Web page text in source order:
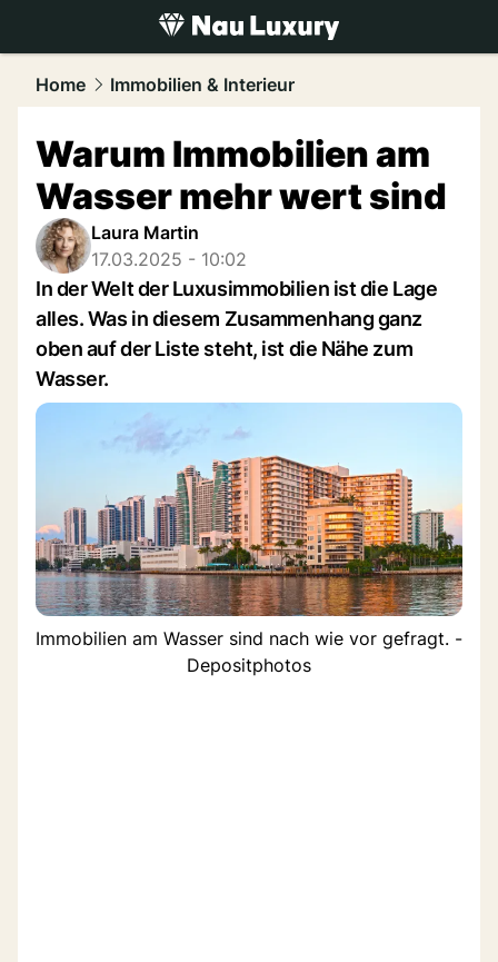
luxury.NAU.ch
Home Immobilien & Interieur
Warum Immobilien am
Wasser mehr wert sind
Laura Martin
17.03.2025 - 10:02
In der Welt der Luxusimmobilien ist die Lage
alles. Was in diesem Zusammenhang ganz
oben auf der Liste steht, ist die Nähe zum
Wasser.
Immobilien am Wasser sind nach wie vor gefragt. -
Depositphotos